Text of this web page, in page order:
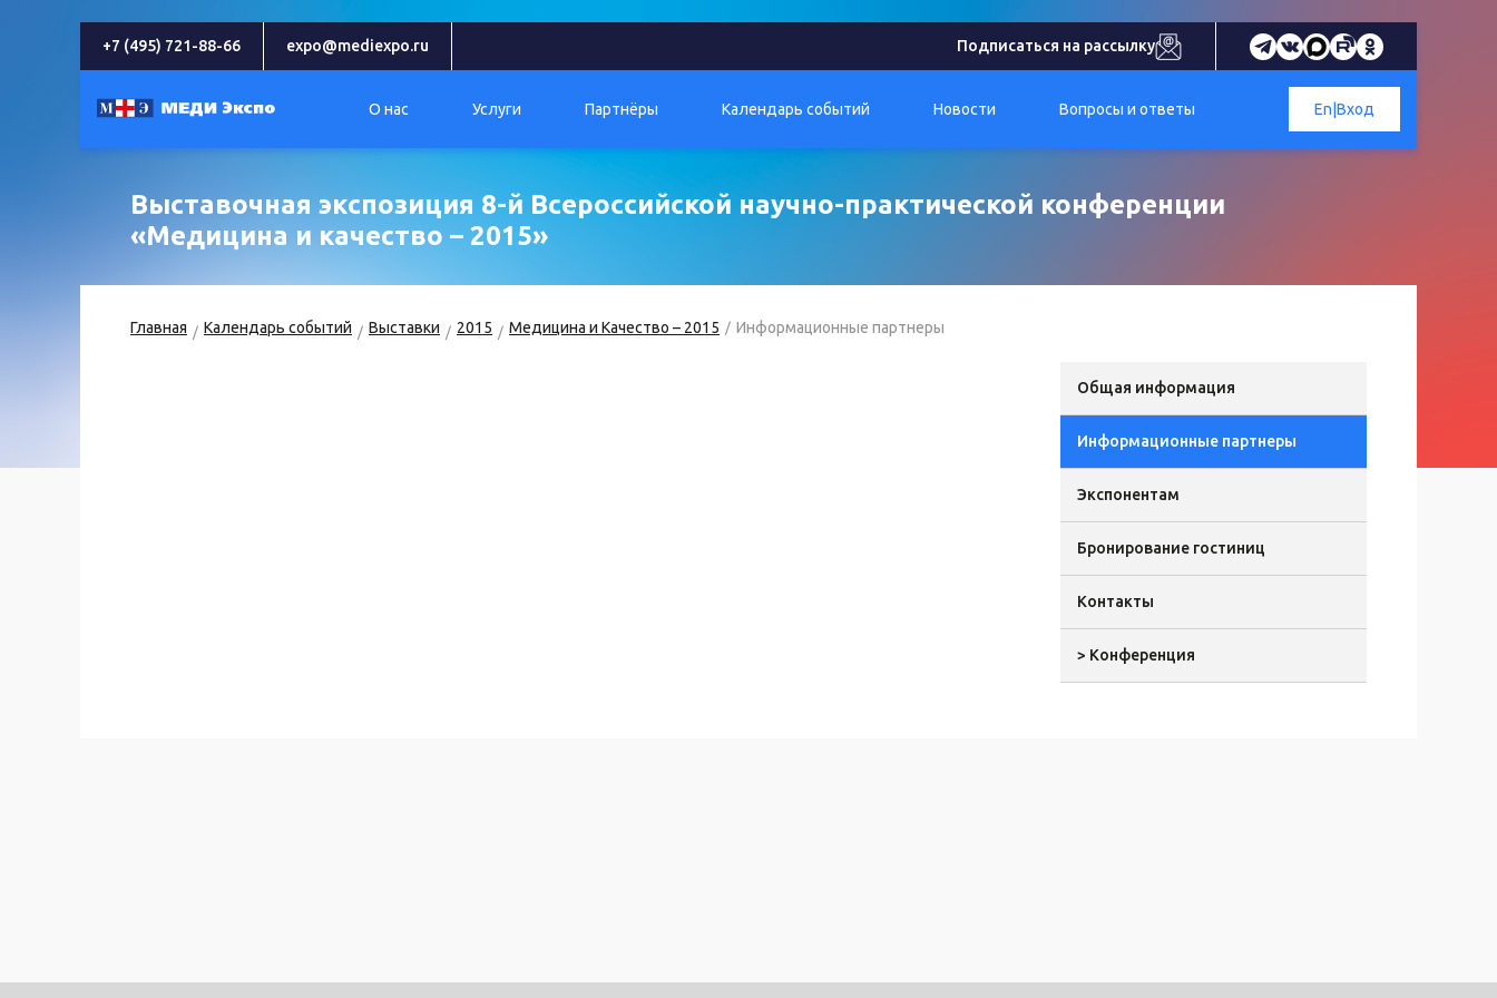
+7 (495) 721-88-66 expo@mediexpo.ru Подписаться на рассылку
О нас Услуги Партнёры Календарь событий Новости Вопросы и ответы Вход
En
Выставочная экспозиция 8-й Всероссийской научно-практической конференции
«Медицина и качество – 2015»
Главная Календарь событий Выставки 2015 Медицина и Качество – 2015 Информационные партнеры
Общая информация
Информационные партнеры
Экспонентам
Бронирование гостиниц
Контакты
> Конференция